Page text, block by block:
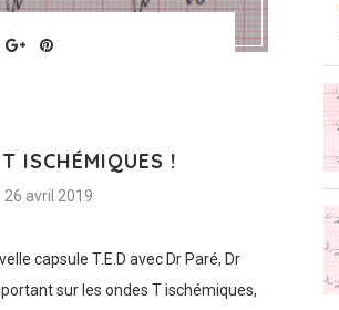
ISCHÉMIQUES !
26 avril 2019
capsule T.E.D avec Dr Paré, Dr
sur les ondes T ischémiques,